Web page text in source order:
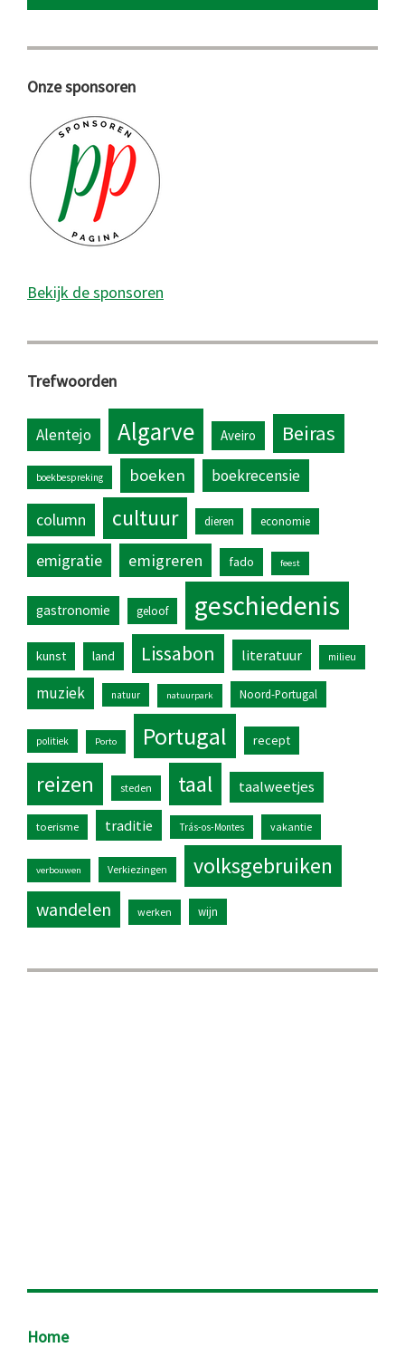
Onze sponsoren
Bekijk de sponsoren
Trefwoorden
Alentejo Algarve Aveiro Beiras
boekbespreking boeken boekrecensie
column cultuur dieren economie
emigratie emigreren fado feest
gastronomie geloof geschiedenis
kunst land Lissabon literatuur milieu
muziek natuur natuurpark Noord-Portugal
politiek Porto Portugal recept
reizen steden taal taalweetjes
toerisme traditie Trás-os-Montes vakantie
verbouwen Verkiezingen volksgebruiken
wandelen werken wijn
Footer
Home